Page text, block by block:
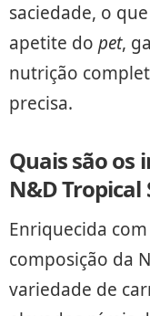
saciedade, o
apetite do pet,
nutrição
precisa.
Quais são os
N&D Tropical
Enriquecida
composição da
variedade de